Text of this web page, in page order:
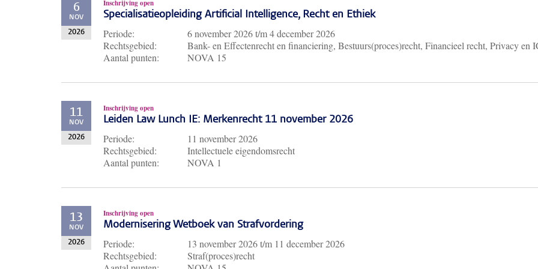
6
NOV
2026
Inschrijving open
Specialisatieopleiding Artificial Intelligence, Recht en Ethiek
Periode: 6 november 2026t/m4 december 2026
Rechtsgebied:
Bank- en Effectenrecht en financiering, Bestuurs(proces)recht, Financieel recht, Privacy en
Aantal punten:
NOVA 15
11
NOV
2026
Inschrijving open
Leiden Law Lunch IE: Merkenrecht 11 november 2026
Periode:
11 november 2026
Rechtsgebied:
Intellectuele eigendomsrecht
Aantal punten:
NOVA 1
13
NOV
2026
Inschrijving open
Modernisering Wetboek van Strafvordering
Periode: 13 november 2026t/m 11 december 2026
Rechtsgebied:
Straf(proces)recht